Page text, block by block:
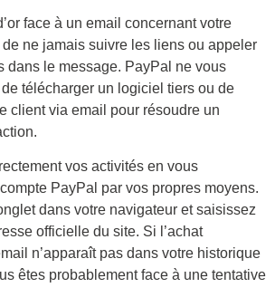
face à un email concernant votre
ne jamais suivre les liens ou appeler
dans le message. PayPal ne vous
télécharger un logiciel tiers ou de
client via email pour résoudre un
vos activités en vous
PayPal par vos propres moyens.
dans votre navigateur et saisissez
officielle du site. Si l’achat
n’apparaît pas dans votre historique
êtes probablement face à une tentative